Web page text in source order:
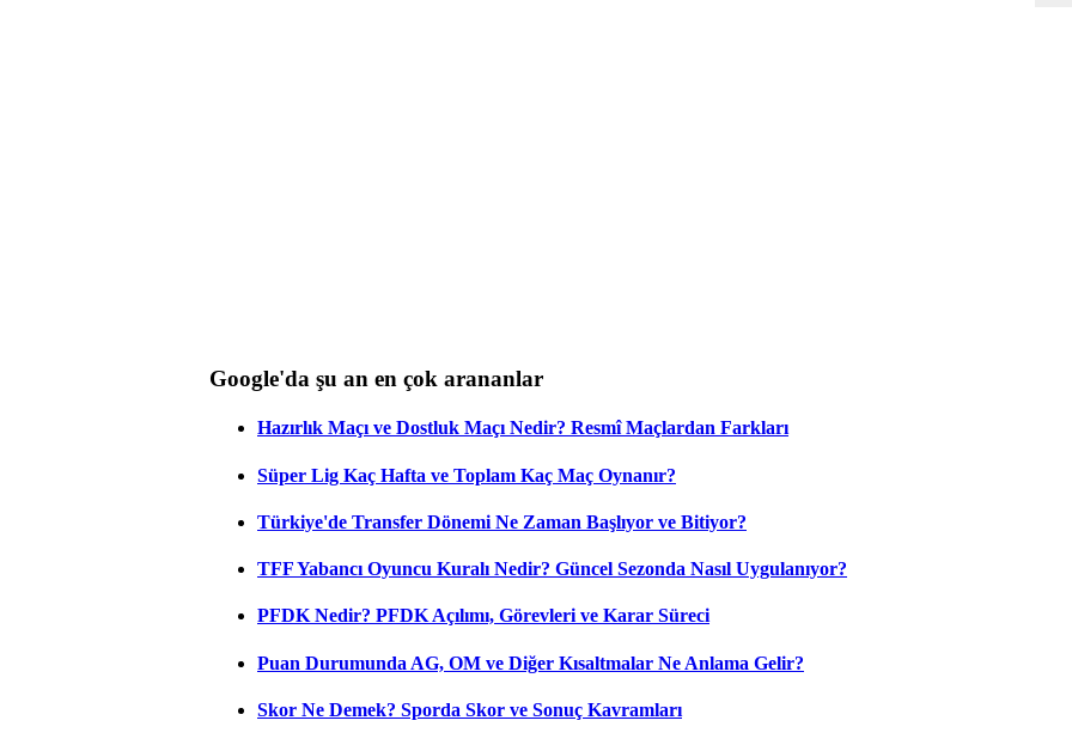
Google'da şu an en çok arananlar
Hazırlık Maçı ve Dostluk Maçı Nedir? Resmî Maçlardan Farkları
Süper Lig Kaç Hafta ve Toplam Kaç Maç Oynanır?
Türkiye'de Transfer Dönemi Ne Zaman Başlıyor ve Bitiyor?
TFF Yabancı Oyuncu Kuralı Nedir? Güncel Sezonda Nasıl Uygulanıyor?
PFDK Nedir? PFDK Açılımı, Görevleri ve Karar Süreci
Puan Durumunda AG, OM ve Diğer Kısaltmalar Ne Anlama Gelir?
Skor Ne Demek? Sporda Skor ve Sonuç Kavramları